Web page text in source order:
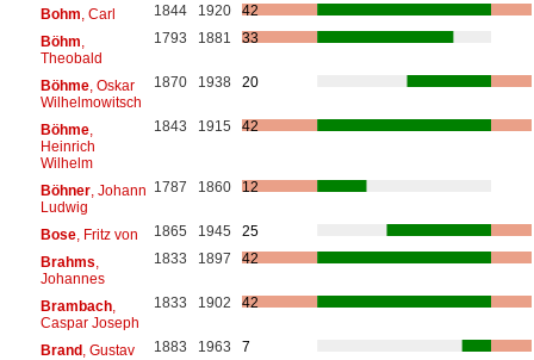
Bohm , Carl 1844 1920
42
Böhm
Theobald
1793 1881 33
Böhme, Oskar
Wilhelmowitsch
1870 1938 20
Böhme,
Heinrich
Wilhelm
1843 1915 42
Böhner, Johann
Ludwig
1787 1860 12
Bose, Fritz von 1865 1945
25
Brahms
Johannes
1833 1897 42
Brambach,
Caspar Joseph
1833 1902 42
Brand, Gustav 1883 1963
7